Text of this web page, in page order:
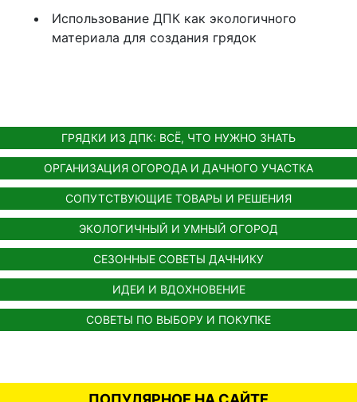
Использование ДПК как экологичного
материала для создания грядок
ГРЯДКИ ИЗ ДПК: ВСЁ, ЧТО НУЖНО ЗНАТЬ
ОРГАНИЗАЦИЯ ОГОРОДА И ДАЧНОГО УЧАСТКА
СОПУТСТВУЮЩИЕ ТОВАРЫ И РЕШЕНИЯ
ЭКОЛОГИЧНЫЙ И УМНЫЙ ОГОРОД
СЕЗОННЫЕ СОВЕТЫ ДАЧНИКУ
ИДЕИ И ВДОХНОВЕНИЕ
СОВЕТЫ ПО ВЫБОРУ И ПОКУПКЕ